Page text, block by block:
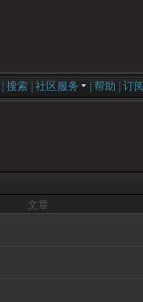
搜索 社区服务 帮助 订
文章